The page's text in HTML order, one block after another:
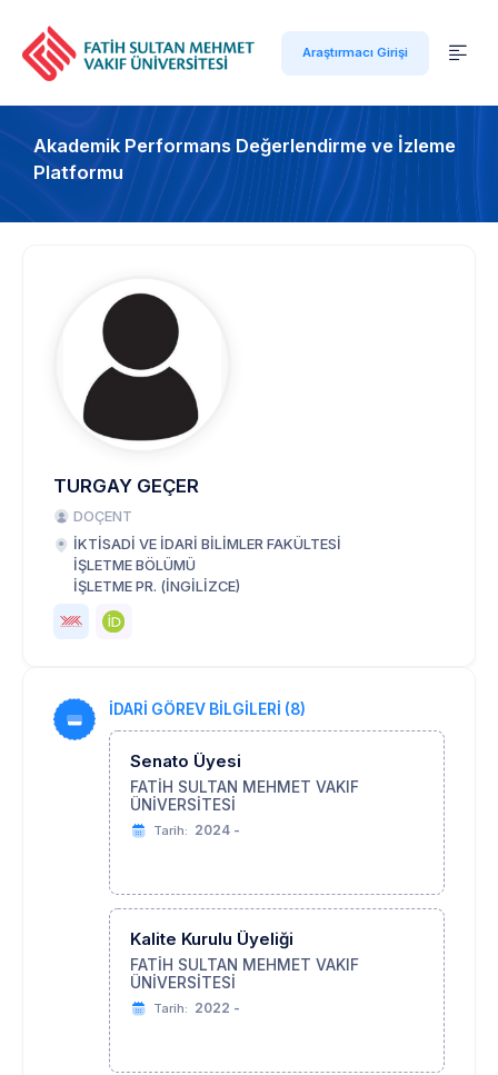
Araştırmacı Girişi
Akademik Performans Değerlendirme ve İzleme
Platformu
TURGAY GEÇER
DOÇENT
İKTİSADİ VE İDARİ BİLİMLER FAKÜLTESİ
İŞLETME BÖLÜMÜ
İŞLETME PR. (İNGİLİZCE)
İDARİ GÖREV BİLGİLERİ (8)
Senato Üyesi
FATİH SULTAN MEHMET VAKIF
ÜNİVERSİTESİ
Tarih: 2024 -
Kalite Kurulu Üyeliği
FATİH SULTAN MEHMET VAKIF
ÜNİVERSİTESİ
Tarih: 2022 -